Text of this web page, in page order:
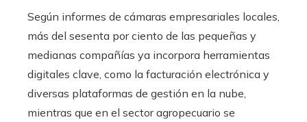
Según informes de cámaras empresariales locales,
más del sesenta por ciento de las pequeñas y
medianas compañías ya incorpora herramientas
digitales clave, como la facturación electrónica y
diversas plataformas de gestión en la nube,
mientras que en el sector agropecuario se